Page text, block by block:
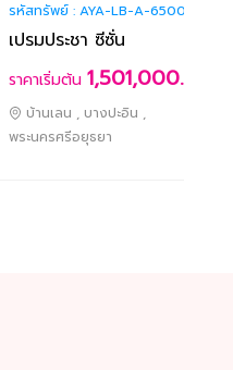
รหัสทรัพย์ : AYA-LB-A-650042
เปรมประชา ซีซั่น
ราคาเริ่มต้น 1,501,000.-
บ้านเลน , บางปะอิน ,
พระนครศรีอยุธยา